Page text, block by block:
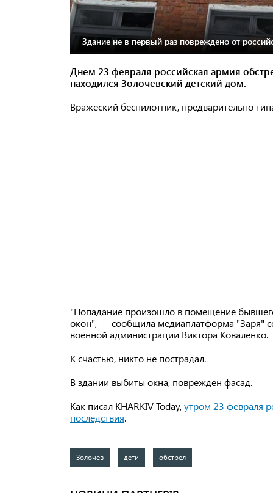
Здание не в первый раз повреждено от
Днем 23 февраля российская армия
находился Золочевский детский дом.
Вражеский беспилотник, предварительно
"Попадание произошло в помещение
окон", — сообщила медиаплатформа "Заря"
военной администрации Виктора Коваленко.
К счастью, никто не пострадал.
В здании выбиты окна, поврежден фасад.
Как писал KHARKIV Today,утром 23 февраля
последствия.
Золочев дети обстрел